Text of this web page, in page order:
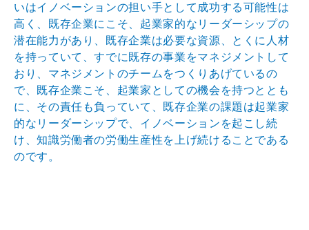
いはイノベーションの担い手として成功する可能性は
高く、既存企業にこそ、起業家的なリーダーシップの
潜在能力があり、既存企業は必要な資源、とくに人材
を持っていて、すでに既存の事業をマネジメントして
おり、マネジメントのチームをつくりあげているの
で、既存企業こそ、起業家としての機会を持つととも
に、その責任も負っていて、既存企業の課題は起業家
的なリーダーシップで、イノベーションを起こし続
け、知識労働者の労働生産性を上げ続けることである
のです。